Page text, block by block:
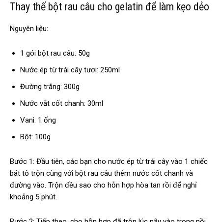
Thay thế bột rau câu cho gelatin để làm kẹo dẻo
Nguyên liệu:
1 gói bột rau câu: 50g
Nước ép từ trái cây tươi: 250ml
Đường trắng: 300g
Nước vắt cốt chanh: 30ml
Vani: 1 ống
Bột: 100g
Bước 1: Đầu tiên, các bạn cho nước ép từ trái cây vào 1 chiếc
bát tô trộn cùng với bột rau câu thêm nước cốt chanh và
đường vào. Trộn đều sao cho hỗn hợp hòa tan rồi để nghỉ
khoảng 5 phút.